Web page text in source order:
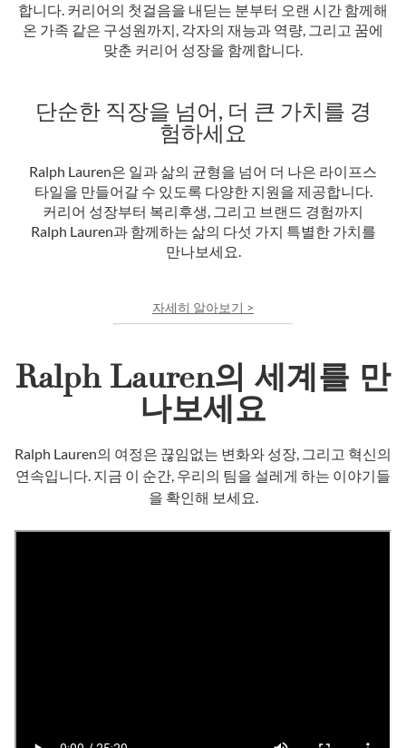
합니다. 커리어의 첫걸음을 내딛는 분부터 오랜 시간 함께해
온 가족 같은 구성원까지, 각자의 재능과 역량, 그리고 꿈에
맞춘 커리어 성장을 함께합니다.
단순한 직장을 넘어, 더 큰 가치를 경
험하세요
Ralph Lauren은 일과 삶의 균형을 넘어 더 나은 라이프스
타일을 만들어갈 수 있도록 다양한 지원을 제공합니다.
커리어 성장부터 복리후생, 그리고 브랜드 경험까지
Ralph Lauren과 함께하는 삶의 다섯 가지 특별한 가치를
만나보세요.
자세히 알아보기 >
Ralph Lauren의 세계를 만
나보세요
Ralph Lauren의 여정은 끊임없는 변화와 성장, 그리고 혁신의
연속입니다. 지금 이 순간, 우리의 팀을 설레게 하는 이야기들
을 확인해 보세요.